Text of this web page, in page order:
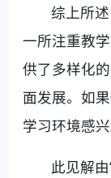
综上所
一所注重教
供了多样化
面发展。如
学习环境感
此见解